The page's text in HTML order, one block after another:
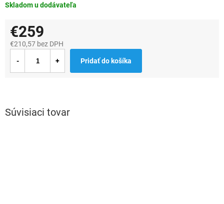
Skladom u dodávateľa
€259
€210,57 bez DPH
cena:
Pridať do košíka
Súvisiaci tovar